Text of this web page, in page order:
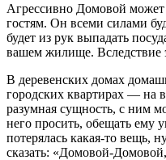
Агрессивно Домовой
гостям. Он всеми силами
будет из рук выпадать
вашем жилище. Вследствие
В деревенских домах
городских квартирах — на
разумная сущность, с ним
него просить, обещать ему
потерялась какая-то вещь,
сказать: «Домовой-